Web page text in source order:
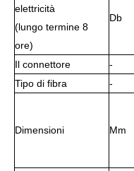
elettricità
(lungo termine 8
ore)
Db
Il connettore -
Tipo di fibra
-
Dimensioni Mm